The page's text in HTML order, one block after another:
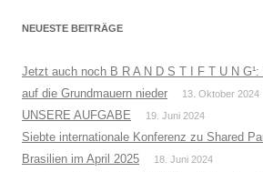
NEUESTE BEITRÄGE
Jetzt auch noch B R A N D S T I F T U N G¹:
auf die Grundmauern nieder
13. Oktober 2024
UNSERE AUFGABE 19. Juni 2024
Siebte internationale Konferenz zu Shared
Brasilien im April 2025
18. Juni 2024